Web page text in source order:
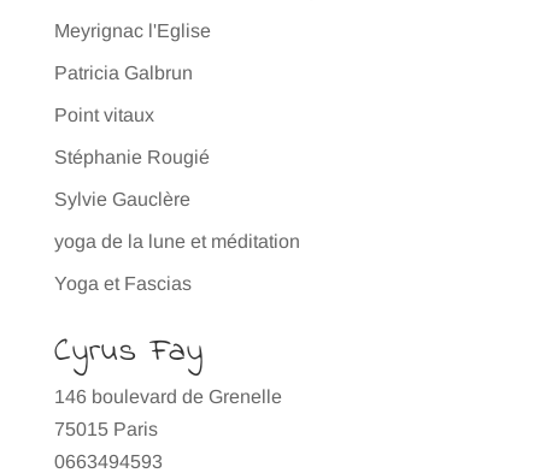
Meyrignac l'Eglise
Patricia Galbrun
Point vitaux
Stéphanie Rougié
Sylvie Gauclère
yoga de la lune et méditation
Yoga et Fascias
Cyrus Fay
146 boulevard de Grenelle
75015 Paris
0663494593